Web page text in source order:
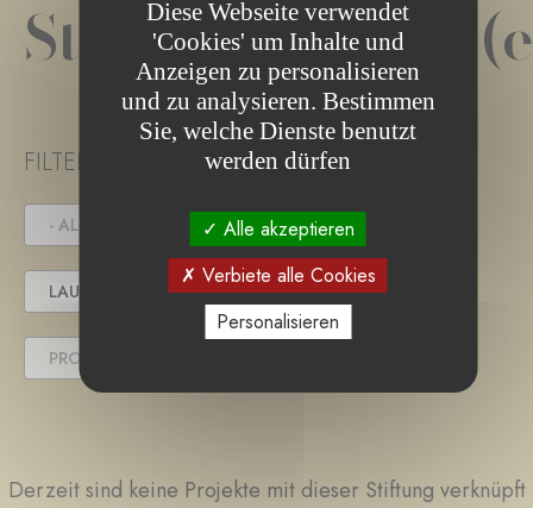
FILTER PROJECT STATUS
- ALLE - IN DER AUSSCHREIBUNG
LAUFENDES PROJEKT
PROJEKT ABGESCHLOSSEN
Derzeit sind keine Projekte mit dieser Stiftung verknüpft
Diese Webseite verwendet
'Cookies' um Inhalte und
Anzeigen zu personalisieren
und zu analysieren. Bestimmen
Sie, welche Dienste benutzt
werden dürfen
Alle akzeptieren
Verbiete alle Cookies
Personalisieren